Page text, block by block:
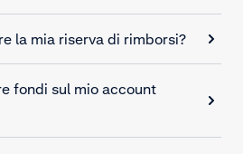
la mia riserva di rimborsi?
fondi sul mio account